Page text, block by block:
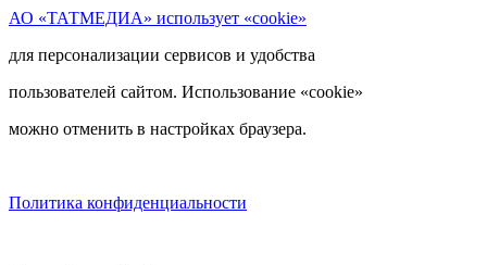
АО «ТАТМЕДИА» использует «cookie»
для персонализации сервисов и удобства
пользователей сайтом. Использование «cookie»
можно отменить в настройках браузера.
Политика конфиденциальности